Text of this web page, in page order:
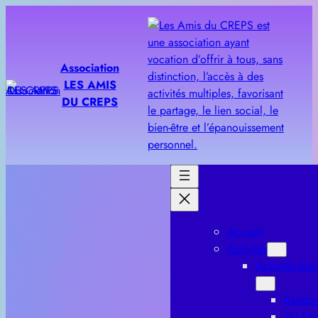
Association
LES AMIS
DU CREPS
Accueil
Activités
Activités